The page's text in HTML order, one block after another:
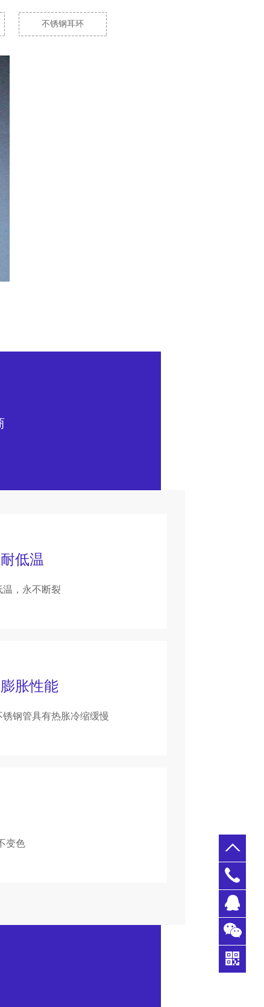
不锈钢耳环
耐低温
温，永不断裂
胀性能
钢管具有热胀冷缩缓慢
变色
0769-
33356
398
QQ客
服